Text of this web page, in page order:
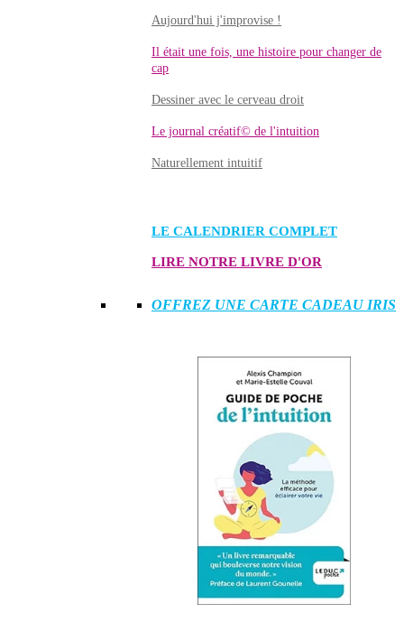
Aujourd'hui j'improvise !
Il était une fois, une histoire pour changer de
cap
Dessiner avec le cerveau droit
Le journal créatif© de l'intuition
Naturellement intuitif
LE CALENDRIER COMPLET
LIRE NOTRE LIVRE D'OR
OFFREZ UNE CARTE CADEAU IRIS